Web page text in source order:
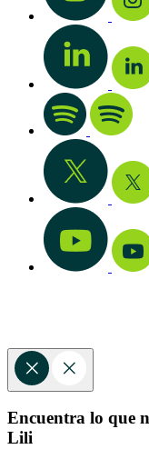
Encuentra lo que
Lili